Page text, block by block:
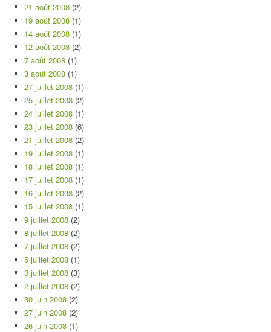
21 août 2008 (2)
19 août 2008 (1)
14 août 2008 (1)
12 août 2008 (2)
7 août 2008 (1)
3 août 2008 (1)
27 juillet 2008 (1)
25 juillet 2008 (2)
24 juillet 2008 (1)
23 juillet 2008 (6)
21 juillet 2008 (2)
19 juillet 2008 (1)
18 juillet 2008 (1)
17 juillet 2008 (1)
16 juillet 2008 (2)
15 juillet 2008 (1)
9 juillet 2008 (2)
8 juillet 2008 (2)
7 juillet 2008 (2)
5 juillet 2008 (1)
3 juillet 2008 (3)
2 juillet 2008 (2)
30 juin 2008 (2)
27 juin 2008 (2)
26 juin 2008 (1)